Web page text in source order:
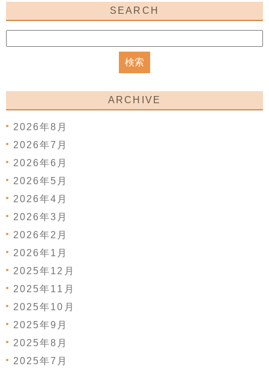
SEARCH
ARCHIVE
2026年8月
2026年7月
2026年6月
2026年5月
2026年4月
2026年3月
2026年2月
2026年1月
2025年12月
2025年11月
2025年10月
2025年9月
2025年8月
2025年7月